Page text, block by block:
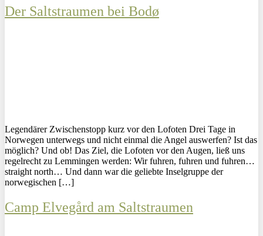
Der Saltstraumen bei Bodø
Legendärer Zwischenstopp kurz vor den Lofoten Drei Tage in
Norwegen unterwegs und nicht einmal die Angel auswerfen? Ist das
möglich? Und ob! Das Ziel, die Lofoten vor den Augen, ließ uns
regelrecht zu Lemmingen werden: Wir fuhren, fuhren und fuhren…
straight north… Und dann war die geliebte Inselgruppe der
norwegischen […]
Camp Elvegård am Saltstraumen